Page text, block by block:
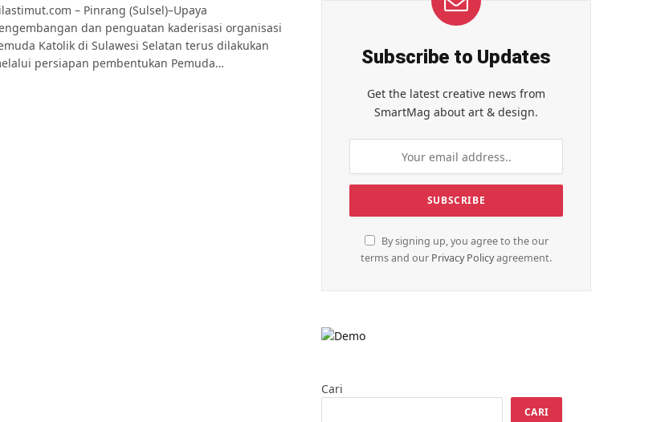
– Pinrang (Sulsel)–Upaya
dan penguatan kaderisasi organisasi
Katolik di Sulawesi Selatan terus dilakukan
persiapan pembentukan Pemuda…
Subscribe to Updates
Get the latest creative news from
SmartMag about art & design.
By signing up, you agree to the our
terms and our Privacy Policyagreement.
Cari
CARI